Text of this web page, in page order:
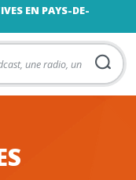
EN PAYS-DE-